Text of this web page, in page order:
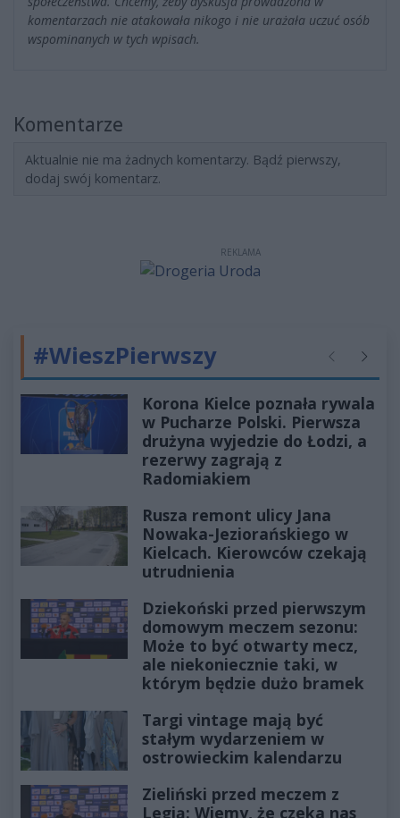
komentarzach nie atakowała nikogo i nie urażała uczuć osób
wspominanych w tych wpisach.
Komentarze
Aktualnie nie ma żadnych komentarzy. Bądź pierwszy,
dodaj swój komentarz.
REKLAMA
#WieszPierwszy Poprzednie
Korona Kielce poznała rywala
w Pucharze Polski. Pierwsza
drużyna wyjedzie do Łodzi, a
rezerwy zagrają z
Radomiakiem
Rusza remont ulicy Jana
Nowaka-Jeziorańskiego w
Kielcach. Kierowców czekają
utrudnienia
Dziekoński przed pierwszym
domowym meczem sezonu:
Może to być otwarty mecz,
ale niekoniecznie taki, w
którym będzie dużo bramek
Targi vintage mają być
stałym wydarzeniem w
ostrowieckim kalendarzu
Zieliński przed meczem z
Legią: Wiemy, że czeka nas